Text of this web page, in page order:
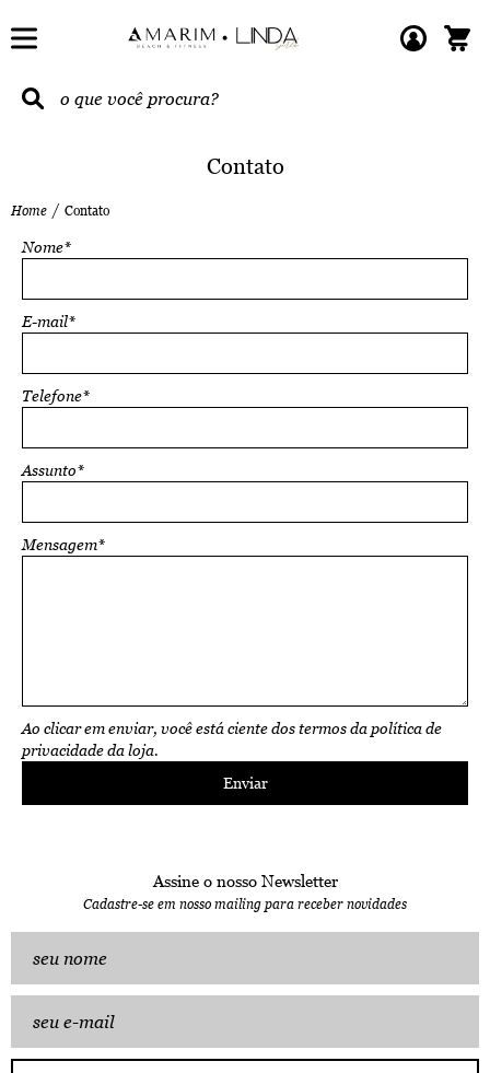
Contato
Home Contato
Nome*
E-mail*
Telefone*
Assunto*
Mensagem*
Ao clicar em enviar, você está ciente dos termos dapolítica de
privacidadeda loja.
Enviar
Assine o nosso Newsletter
Cadastre-se em nosso mailing para receber novidades